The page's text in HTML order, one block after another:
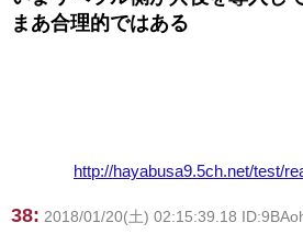
まあ合理的ではある
http://hayabusa9.5ch.net/test/
38: 2018/01/20(土) 02:15:39.18